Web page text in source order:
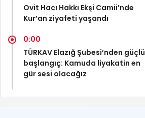
Ovit Hacı Hakkı Ekşi Camii’nde
Kur’an ziyafeti yaşandı
0:00
TÜRKAV Elazığ Şubesi’nden güçlü
başlangıç: Kamuda liyakatin en
gür sesi olacağız